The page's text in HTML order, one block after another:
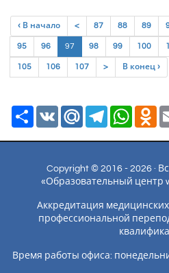
‹ В начало < 87 88 89
95 96 97 (current)
98 99 100
105 106 107 > В конец ›
РесурсVK Mail.Ru Telegram
Copyright © 2016 - 2026 ·
«Образовательный центр
Аккредитация
профессиональной
Время работы офиса: